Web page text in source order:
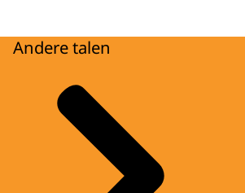
Andere talen